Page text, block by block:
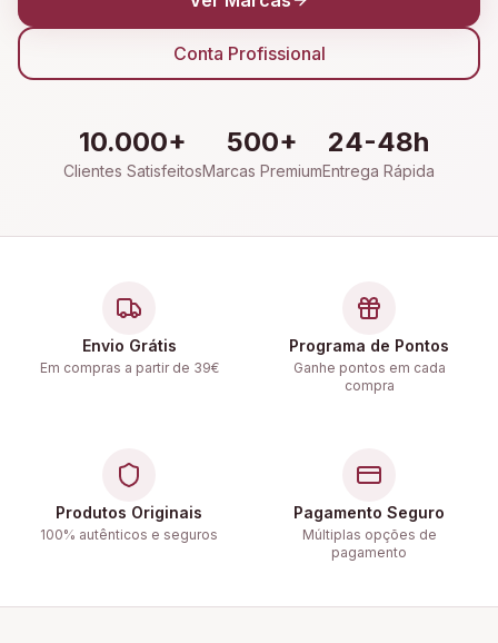
Conta Profissional
10.000+
Clientes Satisfeitos
500+
Marcas Premium
24-48h
Entrega Rápida
Envio Grátis
Em compras a partir de 39€
Programa de Pontos
Ganhe pontos em cada
compra
Produtos Originais
100% autênticos e seguros
Pagamento Seguro
Múltiplas opções de
pagamento